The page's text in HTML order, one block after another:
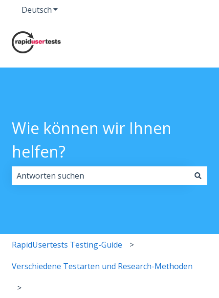
DeutschUntermenü für Übersetzungen anzeigen
Wie können wir Ihnen
helfen?
RapidUsertests Testing-Guide
Verschiedene Testarten und Research-Methoden